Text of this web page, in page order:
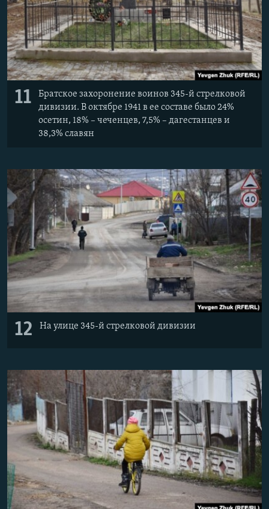
11
Братское захоронение воинов 345-й стрелковой
дивизии. В октябре 1941 в ее составе было 24%
осетин, 18% – чеченцев, 7,5% – дагестанцев и
38,3% славян
12 На улице 345-й стрелковой дивизии